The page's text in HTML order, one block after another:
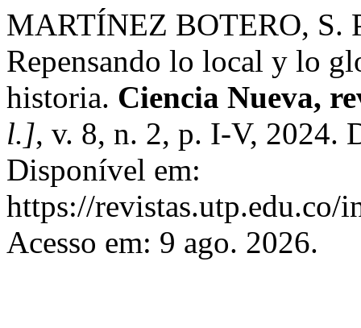
MARTÍNEZ BOTERO, S.
Repensando lo local y lo
historia. Ciencia Nueva,
l.], v. 8, n. 2, p. I-V, 2024.
Disponível em:
https://
Acesso em: 9 ago. 2026.